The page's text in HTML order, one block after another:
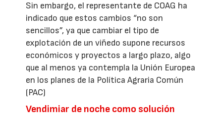
Sin embargo, el representante de COAG ha
indicado que estos cambios “no son
sencillos”, ya que cambiar el tipo de
explotación de un viñedo supone recursos
económicos y proyectos a largo plazo, algo
que al menos ya contempla la Unión Europea
en los planes de la Política Agraria Común
(PAC)
Vendimiar de noche como solución